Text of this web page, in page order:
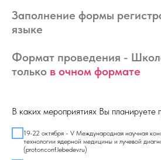
Заполнение формы
языке
Формат проведения -
только в очном формате
В каких мероприятиях Вы планируете
19-22 октября - V Международная научная
технологии ядерной медицины и лучевой
(protonconf.lebedev.ru)